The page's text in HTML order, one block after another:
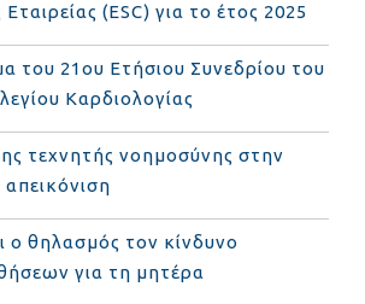
(ESC) για το έτος 2025
του 21ου Ετήσιου Συνεδρίου του
Καρδιολογίας
τεχνητής νοημοσύνης στην
ο θηλασμός τον κίνδυνο
για τη μητέρα